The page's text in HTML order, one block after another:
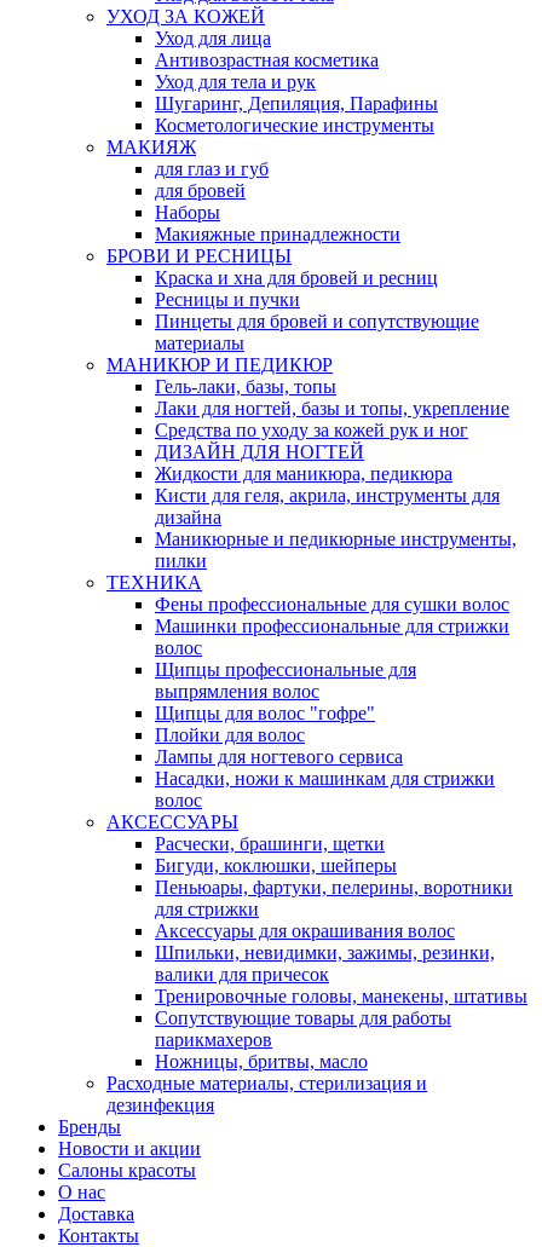
УХОД ЗА КОЖЕЙ
Уход для лица
Антивозрастная косметика
Уход для тела и рук
Шугаринг, Депиляция, Парафины
Косметологические инструменты
МАКИЯЖ
для глаз и губ
для бровей
Наборы
Макияжные принадлежности
БРОВИ И РЕСНИЦЫ
Краска и хна для бровей и ресниц
Ресницы и пучки
Пинцеты для бровей и сопутствующие
материалы
МАНИКЮР И ПЕДИКЮР
Гель-лаки, базы, топы
Лаки для ногтей, базы и топы, укрепление
Средства по уходу за кожей рук и ног
ДИЗАЙН ДЛЯ НОГТЕЙ
Жидкости для маникюра, педикюра
Кисти для геля, акрила, инструменты для
дизайна
Маникюрные и педикюрные инструменты,
пилки
ТЕХНИКА
Фены профессиональные для сушки волос
Машинки профессиональные для стрижки
волос
Щипцы профессиональные для
выпрямления волос
Щипцы для волос "гофре"
Плойки для волос
Лампы для ногтевого сервиса
Насадки, ножи к машинкам для стрижки
волос
АКСЕССУАРЫ
Расчески, брашинги, щетки
Бигуди, коклюшки, шейперы
Пеньюары, фартуки, пелерины, воротники
для стрижки
Аксессуары для окрашивания волос
Шпильки, невидимки, зажимы, резинки,
валики для причесок
Тренировочные головы, манекены, штативы
Сопутствующие товары для работы
парикмахеров
Ножницы, бритвы, масло
Расходные материалы, стерилизация и
дезинфекция
Бренды
Новости и акции
Салоны красоты
О нас
Доставка
Контакты